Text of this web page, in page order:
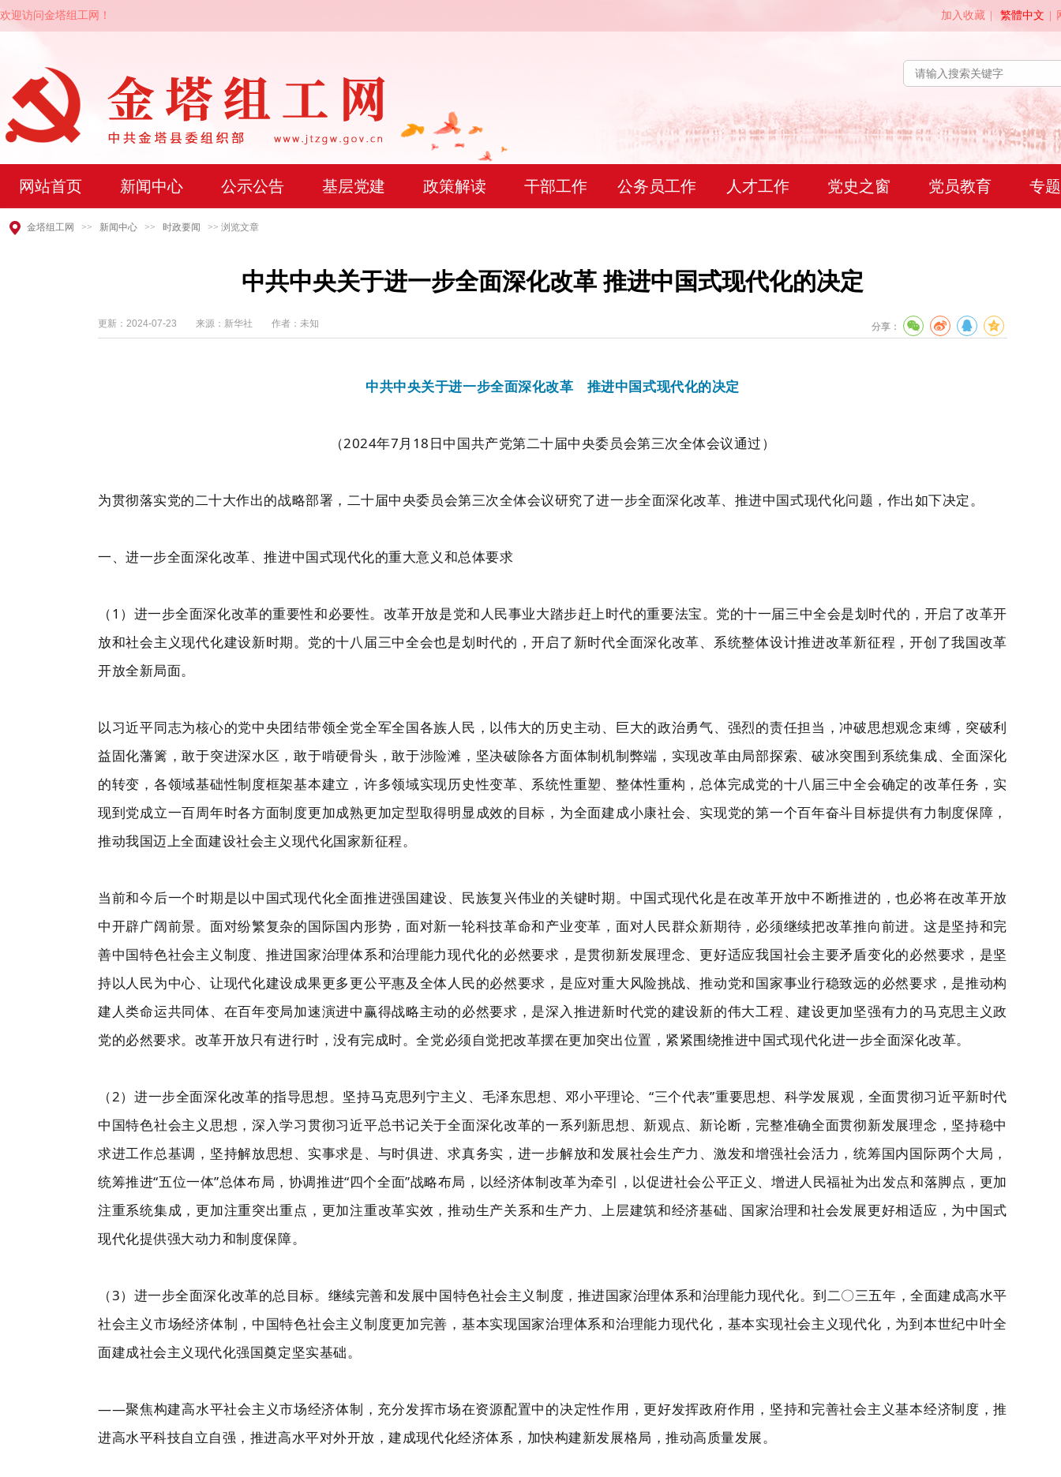
欢迎访问金塔组工网！ 加入收藏 繁體中文
网站首页 新闻中心 公示公告 基层党建 政策解读 干部工作 公务员工作 人才工作 党史之窗 党员教育 专
金塔组工网 >> 新闻中心 >> 时政要闻 >> 浏览文章
中共中央关于进一步全面深化改革 推进中国式现代化的决定
更新： 2024-07-23 来源：新华社 作者：未知 分享：
中共中央关于进一步全面深化改革 推进中国式现代化的决定
（2024年7月18日中国共产党第二十届中央委员会第三次全体会议通过）
为贯彻落实党的二十大作出的战略部署，二十届中央委员会第三次全体会议研究了进一步全面深化改革、推进中国式现代化问题，作出如下决定。
一、进一步全面深化改革、推进中国式现代化的重大意义和总体要求
（1）进一步全面深化改革的重要性和必要性。改革开放是党和人民事业大踏步赶上时代的重要法宝。党的十一届三中全会是划时代的，开启了改革开
放和社会主义现代化建设新时期。党的十八届三中全会也是划时代的，开启了新时代全面深化改革、系统整体设计推进改革新征程，开创了我国改革
开放全新局面。
以习近平同志为核心的党中央团结带领全党全军全国各族人民，以伟大的历史主动、巨大的政治勇气、强烈的责任担当，冲破思想观念束缚，突破利
益固化藩篱，敢于突进深水区，敢于啃硬骨头，敢于涉险滩，坚决破除各方面体制机制弊端，实现改革由局部探索、破冰突围到系统集成、全面深化
的转变，各领域基础性制度框架基本建立，许多领域实现历史性变革、系统性重塑、整体性重构，总体完成党的十八届三中全会确定的改革任务，实
现到党成立一百周年时各方面制度更加成熟更加定型取得明显成效的目标，为全面建成小康社会、实现党的第一个百年奋斗目标提供有力制度保障，
推动我国迈上全面建设社会主义现代化国家新征程。
当前和今后一个时期是以中国式现代化全面推进强国建设、民族复兴伟业的关键时期。中国式现代化是在改革开放中不断推进的，也必将在改革开放
中开辟广阔前景。面对纷繁复杂的国际国内形势，面对新一轮科技革命和产业变革，面对人民群众新期待，必须继续把改革推向前进。这是坚持和完
善中国特色社会主义制度、推进国家治理体系和治理能力现代化的必然要求，是贯彻新发展理念、更好适应我国社会主要矛盾变化的必然要求，是坚
持以人民为中心、让现代化建设成果更多更公平惠及全体人民的必然要求，是应对重大风险挑战、推动党和国家事业行稳致远的必然要求，是推动构
建人类命运共同体、在百年变局加速演进中赢得战略主动的必然要求，是深入推进新时代党的建设新的伟大工程、建设更加坚强有力的马克思主义政
党的必然要求。改革开放只有进行时，没有完成时。全党必须自觉把改革摆在更加突出位置，紧紧围绕推进中国式现代化进一步全面深化改革。
（2）进一步全面深化改革的指导思想。坚持马克思列宁主义、毛泽东思想、邓小平理论、“三个代表”重要思想、科学发展观，全面贯彻习近平新时代
中国特色社会主义思想，深入学习贯彻习近平总书记关于全面深化改革的一系列新思想、新观点、新论断，完整准确全面贯彻新发展理念，坚持稳中
求进工作总基调，坚持解放思想、实事求是、与时俱进、求真务实，进一步解放和发展社会生产力、激发和增强社会活力，统筹国内国际两个大局，
统筹推进“五位一体”总体布局，协调推进“四个全面”战略布局，以经济体制改革为牵引，以促进社会公平正义、增进人民福祉为出发点和落脚点，更加
注重系统集成，更加注重突出重点，更加注重改革实效，推动生产关系和生产力、上层建筑和经济基础、国家治理和社会发展更好相适应，为中国式
现代化提供强大动力和制度保障。
（3）进一步全面深化改革的总目标。继续完善和发展中国特色社会主义制度，推进国家治理体系和治理能力现代化。到二〇三五年，全面建成高水平
社会主义市场经济体制，中国特色社会主义制度更加完善，基本实现国家治理体系和治理能力现代化，基本实现社会主义现代化，为到本世纪中叶全
面建成社会主义现代化强国奠定坚实基础。
——聚焦构建高水平社会主义市场经济体制，充分发挥市场在资源配置中的决定性作用，更好发挥政府作用，坚持和完善社会主义基本经济制度，推
进高水平科技自立自强，推进高水平对外开放，建成现代化经济体系，加快构建新发展格局，推动高质量发展。